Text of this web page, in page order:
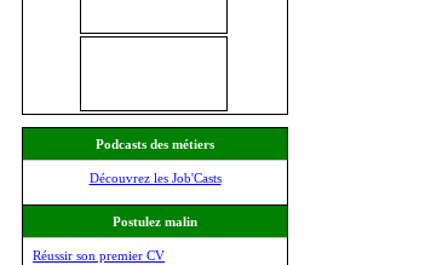
Podcasts des métiers
Découvrez les Job'Casts
Postulez malin
Réussir son premier CV